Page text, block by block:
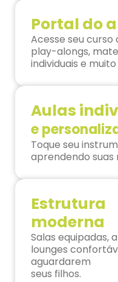
Portal do
Acesse seu curso
play-alongs,
individuais e muito
Aulas
e
Toque seu
aprendendo suas
Estrutura
moderna
Salas equipadas,
lounges
aguardarem
seus filhos.